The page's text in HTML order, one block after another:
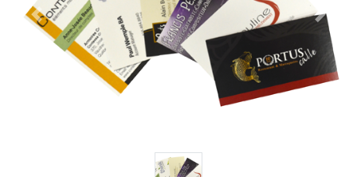
Previous Next